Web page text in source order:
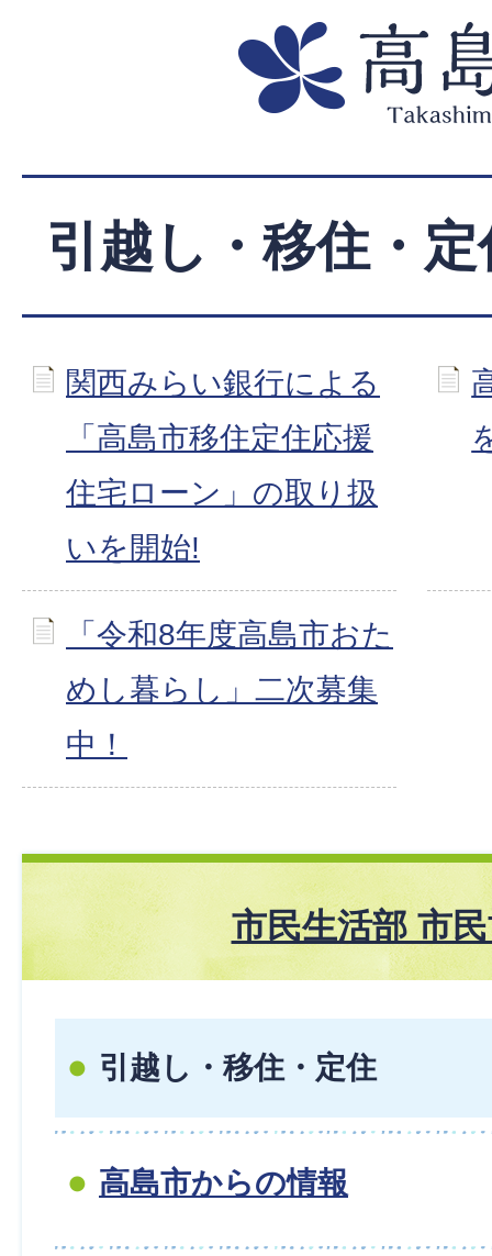
引越し・移住・定
関西みらい銀行による
「高島市移住定住応援
住宅ローン」の取り扱
いを開始!
「令和8年度高島市おた
めし暮らし」二次募集
中！
市民生活部 市
引越し・移住・定住
高島市からの情報